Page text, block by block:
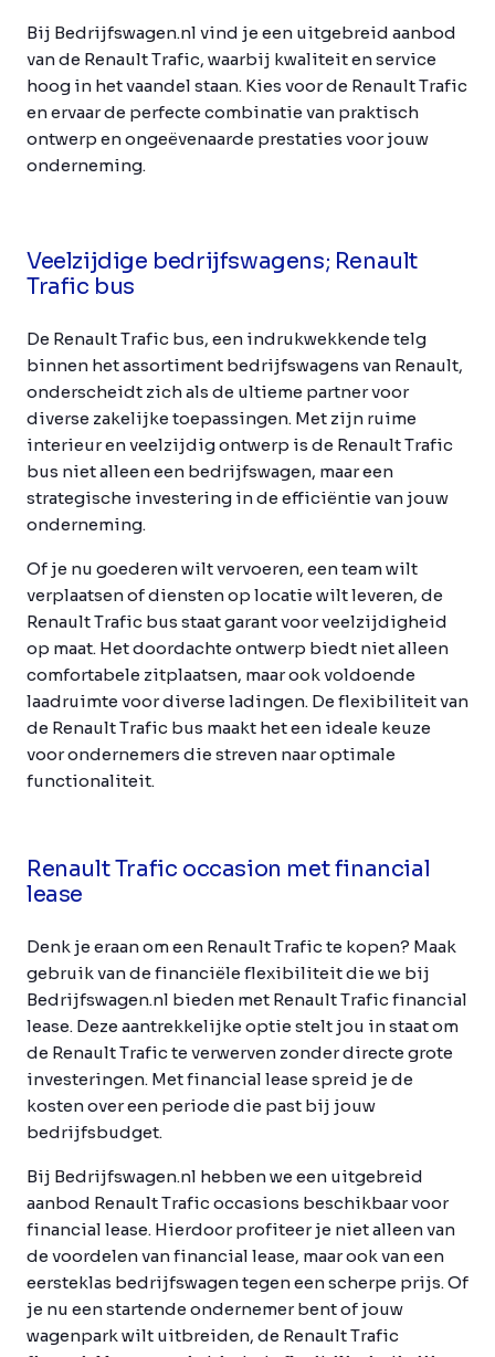
Bij Bedrijfswagen.nl vind je een uitgebreid aanbod
van de Renault Trafic, waarbij kwaliteit en service
hoog in het vaandel staan. Kies voor de Renault Trafic
en ervaar de perfecte combinatie van praktisch
ontwerp en ongeëvenaarde prestaties voor jouw
onderneming.
Veelzijdige bedrijfswagens; Renault
Trafic bus
De Renault Trafic bus, een indrukwekkende telg
binnen het assortiment bedrijfswagens van Renault,
onderscheidt zich als de ultieme partner voor
diverse zakelijke toepassingen. Met zijn ruime
interieur en veelzijdig ontwerp is de Renault Trafic
bus niet alleen een bedrijfswagen, maar een
strategische investering in de efficiëntie van jouw
onderneming.
Of je nu goederen wilt vervoeren, een team wilt
verplaatsen of diensten op locatie wilt leveren, de
Renault Trafic bus staat garant voor veelzijdigheid
op maat. Het doordachte ontwerp biedt niet alleen
comfortabele zitplaatsen, maar ook voldoende
laadruimte voor diverse ladingen. De flexibiliteit van
de Renault Trafic bus maakt het een ideale keuze
voor ondernemers die streven naar optimale
functionaliteit.
Renault Trafic occasion met financial
lease
Denk je eraan om een Renault Trafic te kopen? Maak
gebruik van de financiële flexibiliteit die we bij
Bedrijfswagen.nl bieden met Renault Trafic financial
lease. Deze aantrekkelijke optie stelt jou in staat om
de Renault Trafic te verwerven zonder directe grote
investeringen. Met financial lease spreid je de
kosten over een periode die past bij jouw
bedrijfsbudget.
Bij Bedrijfswagen.nl hebben we een uitgebreid
aanbod Renault Trafic occasions beschikbaar voor
financial lease. Hierdoor profiteer je niet alleen van
de voordelen van financial lease, maar ook van een
eersteklas bedrijfswagen tegen een scherpe prijs. Of
je nu een startende ondernemer bent of jouw
wagenpark wilt uitbreiden, de Renault Trafic